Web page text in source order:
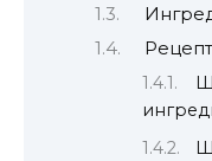
Рецепт